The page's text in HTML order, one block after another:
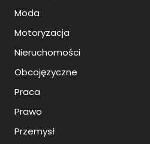
Moda
Motoryzacja
Nieruchomości
Obcojęzyczne
Praca
Prawo
Przemysł